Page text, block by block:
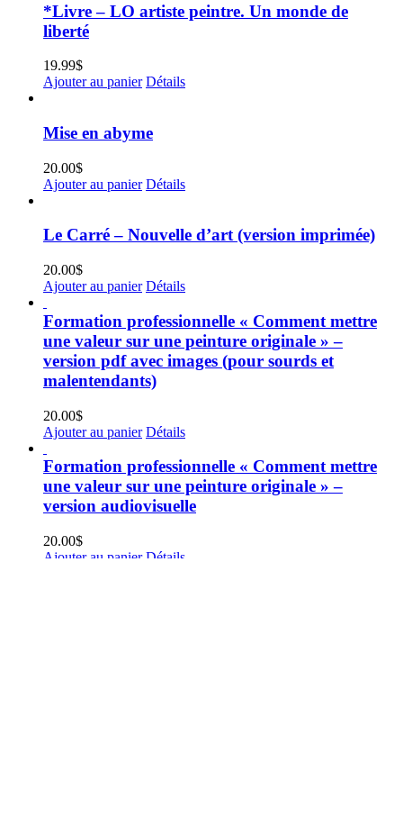
*Livre – LO artiste peintre. Un monde de
liberté
19.99$
Ajouter au panier Détails
Mise en abyme
20.00$
Ajouter au panier Détails
Le Carré – Nouvelle d’art (version imprimée)
20.00$
Ajouter au panier Détails
Formation professionnelle « Comment mettre
une valeur sur une peinture originale » –
version pdf avec images (pour sourds et
malentendants)
20.00$
Ajouter au panier Détails
Formation professionnelle « Comment mettre
une valeur sur une peinture originale » –
version audiovisuelle
20.00$
Ajouter au panier Détails